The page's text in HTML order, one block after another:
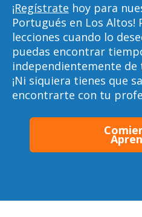
¡Regístrate hoy para
Portugués en Los Altos!
lecciones cuando lo
puedas encontrar
independientemente
¡Ni siquiera tienes que
encontrarte con tu